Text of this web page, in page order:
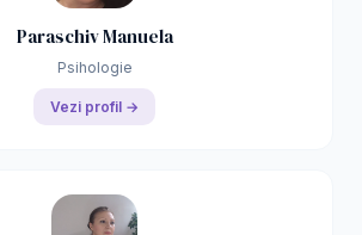
Paraschiv Manuela
Psihologie
Vezi profil →